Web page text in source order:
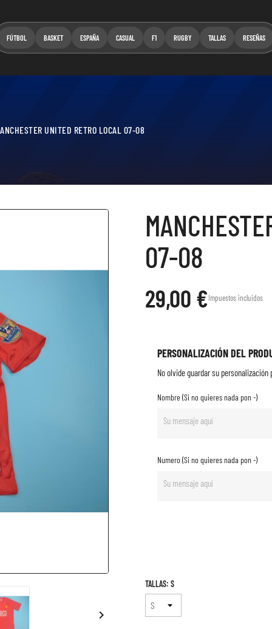
FÚTBOL BASKET ESPAÑA CASUAL F1 RUGBY TALLAS RESEÑAS
UNITED RETRO LOCAL 07-08

07-08
29,00 €Impuestos incluidos
PERSONALIZACIÓN DEL
No olvide guardar su
Nombre (Si no quieres nada pon -)
Numero (Si no quieres nada pon -)
TALLAS: S